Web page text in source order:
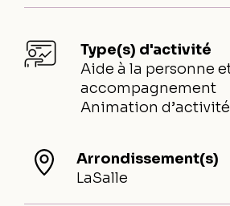
Type(s) d'activité
Aide à la personne
accompagnement
Animation d’activité
Arrondissement(s)
LaSalle